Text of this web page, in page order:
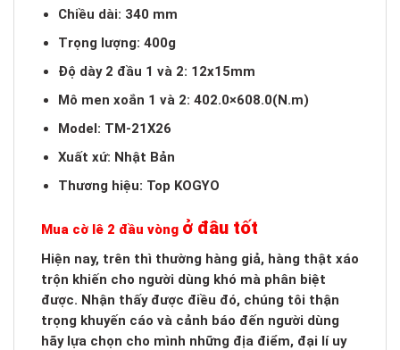
Chiều dài: 340 mm
Trọng lượng: 400g
Độ dày 2 đầu 1 và 2: 12x15mm
Mô men xoắn 1 và 2: 402.0×608.0(N.m)
Model: TM-21X26
Xuất xứ: Nhật Bản
Thương hiệu: Top KOGYO
Mua cờ lê 2 đầu vòng ở đâu tốt
Hiện nay, trên thì thường hàng giả, hàng thật xáo
trộn khiến cho người dùng khó mà phân biệt
được. Nhận thấy được điều đó, chúng tôi thận
trọng khuyến cáo và cảnh báo đến người dùng
hãy lựa chọn cho mình những địa điểm, đại lí uy